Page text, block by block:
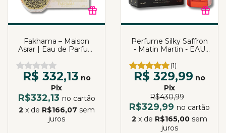
Fakhama – Maison
Asrar | Eau de Parfum
R$ 332,13 no
Pix
R$332,13 no cartão
2 x de R$166,07 sem
juros
Perfume Silky Saffron
- Matin Martin - EAU
Almeida
(1)
R$ 329,99 no
Pix
R$430,99
R$329,99 no cartão
2 x de R$165,00 sem
juros